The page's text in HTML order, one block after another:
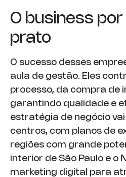
O business
prato
O sucesso desses
aula de gestão. Eles
processo, da compra de
garantindo qualidade e
estratégia de negócio
centros, com planos de
regiões com grande
interior de São Paulo e o
marketing digital para